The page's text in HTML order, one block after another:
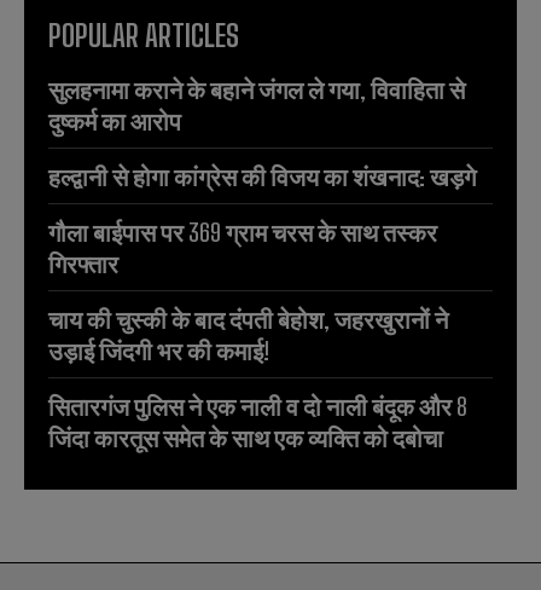
POPULAR ARTICLES
सुलहनामा कराने के बहाने जंगल ले गया, विवाहिता से
दुष्कर्म का आरोप
हल्द्वानी से होगा कांग्रेस की विजय का शंखनाद: खड़गे
गौला बाईपास पर 369 ग्राम चरस के साथ तस्कर
गिरफ्तार
चाय की चुस्की के बाद दंपती बेहोश, जहरखुरानों ने
उड़ाई जिंदगी भर की कमाई!
सितारगंज पुलिस ने एक नाली व दो नाली बंदूक और 8
जिंदा कारतूस समेत के साथ एक व्यक्ति को दबोचा